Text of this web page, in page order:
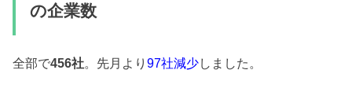
の企業数
全部で456社。先月より97社減少しました。